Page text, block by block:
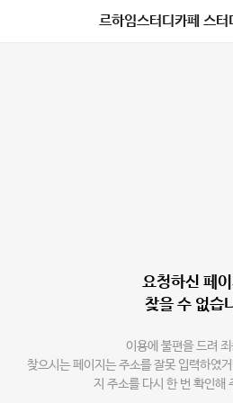
르하임스터디카페 스
요청하신 페
찾을 수 없습
이용에 불편을 드려
찾으시는 페이지는 주소를 잘못 입력하였
지 주소를 다시 한 번 확인해